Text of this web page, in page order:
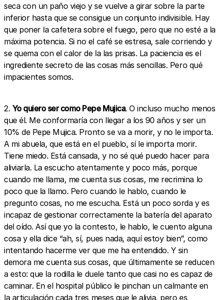
seca con un paño viejo y se vuelve a girar sobre la parte
inferior hasta que se consigue un conjunto indivisible. Hay
que poner la cafetera sobre el fuego, pero que no esté a la
máxima potencia. Si no el café se estresa, sale corriendo y
se quema con el calor de la las prisas. La paciencia es el
ingrediente secreto de las cosas más sencillas. Pero qué
impacientes somos.
2. Yo quiero ser como Pepe Mujica. O incluso mucho menos
que él. Me conformaría con llegar a los 90 años y ser un
10% de Pepe Mujica. Pronto se va a morir, y no le importa.
A mi abuela, que está en el pueblo, sí le importa morir.
Tiene miedo. Está cansada, y no sé qué puedo hacer para
aliviarla. La escucho atentamente y poco más, porque
cuando me llama, me cuenta sus cosas, me recrimina lo
poco que la llamo. Pero cuando le hablo, cuando le
pregunto cosas, no me escucha. Está un poco sorda y es
incapaz de gestionar correctamente la batería del aparato
del oído. Así que yo la contesto, le hablo, le cuento alguna
cosa y ella dice “ah, sí, pues nada, aquí estoy bien”, como
intentando hacerme ver que me ha entendido. Y sin
demora me cuenta sus cosas, que últimamente se reducen
a esto: que la rodilla le duele tanto que casi no es capaz de
caminar. En el hospital público le pinchan un calmante en
la articulación cada tres meses que le alivia, pero es